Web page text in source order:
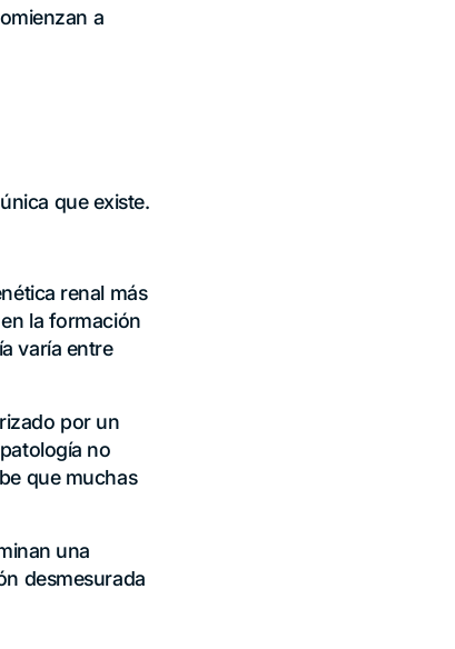
a
que existe.
renal más
la formación
varía entre
por un
no
que muchas
una
desmesurada